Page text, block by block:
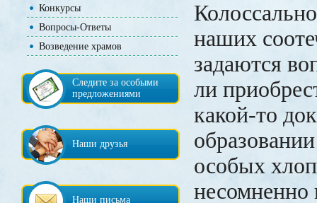
Конкурсы
Вопросы-Ответы
Возведение храмов
Следите за особыми
предложениями
Наши друзья
Наши письма
наших
задаются
ли
какой-то
особых
несомненно